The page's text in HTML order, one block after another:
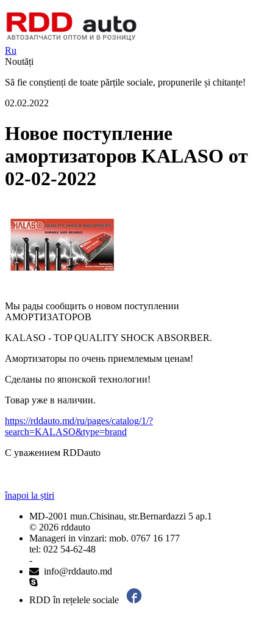
Ru
Noutăți
Să fie conștienți de toate părțile sociale, propunerile și chitanțe!
02.02.2022
Новое поступление
амортизаторов KALASO от
02-02-2022
Мы рады сообщить о новом поступлении
АМОРТИЗАТОРОВ
KALASO - TOP QUALITY SHOCK ABSORBER.
Амортизаторы по очень приемлемым ценам!
Сделаны по японской технологии!
Товар уже в наличии.
https://rddauto.md/ru/pages/catalog/1/?
search=KALASO&type=brand
С уважением RDDauto
înapoi la știri
MD-2001 mun.Chisinau, str.Bernardazzi 5 ap.1
© 2026 rddauto
Manageri in vinzari: mob. 0767 16 177
tel: 022 54-62-48
-
info@rddauto.md
RDD în rețelele sociale